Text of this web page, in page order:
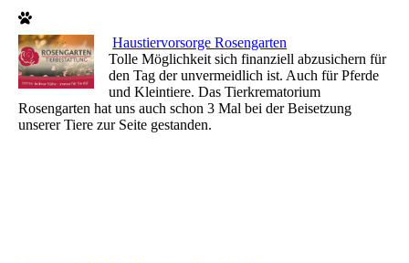
Haustiervorsorge Rosengarten
Tolle Möglichkeit sich finanziell abzusichern für
den Tag der unvermeidlich ist. Auch für Pferde
und Kleintiere. Das Tierkrematorium
Rosengarten hat uns auch schon 3 Mal bei der Beisetzung
unserer Tiere zur Seite gestanden.